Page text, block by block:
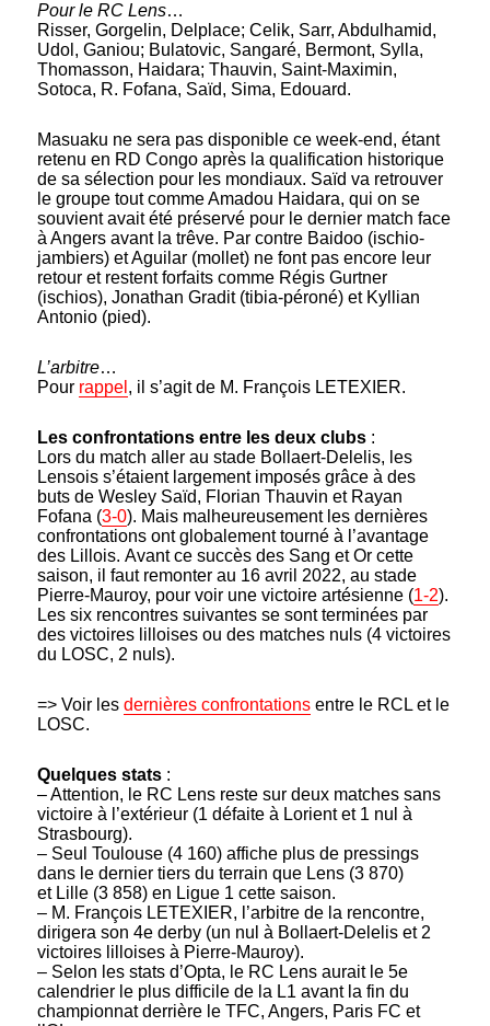
Pour le RC Lens…
Risser, Gorgelin, Delplace; Celik, Sarr, Abdulhamid,
Udol, Ganiou; Bulatovic, Sangaré, Bermont, Sylla,
Thomasson, Haidara; Thauvin, Saint-Maximin,
Sotoca, R. Fofana, Saïd, Sima, Edouard.
Masuaku ne sera pas disponible ce week-end, étant
retenu en RD Congo après la qualification historique
de sa sélection pour les mondiaux. Saïd va retrouver
le groupe tout comme Amadou Haidara, qui on se
souvient avait été préservé pour le dernier match face
à Angers avant la trêve. Par contre Baidoo (ischio-
jambiers) et Aguilar (mollet) ne font pas encore leur
retour et restent forfaits comme Régis Gurtner
(ischios), Jonathan Gradit (tibia-péroné) et Kyllian
Antonio (pied).
L’arbitre…
Pour rappel , il s’agit de M. François LETEXIER.
Les confrontations entre les deux clubs :
Lors du match aller au stade Bollaert-Delelis, les
Lensois s’étaient largement imposés grâce à des
buts de Wesley Saïd, Florian Thauvin et Rayan
Fofana (3-0). Mais malheureusement les dernières
confrontations ont globalement tourné à l’avantage
des Lillois. Avant ce succès des Sang et Or cette
saison, il faut remonter au 16 avril 2022, au stade
Pierre-Mauroy, pour voir une victoire artésienne (1-2).
Les six rencontres suivantes se sont terminées par
des victoires lilloises ou des matches nuls (4 victoires
du LOSC, 2 nuls).
=> Voir lesdernières confrontations entre le RCL et le
LOSC.
Quelques stats :
– Attention, le RC Lens reste sur deux matches sans
victoire à l’extérieur (1 défaite à Lorient et 1 nul à
Strasbourg).
– Seul Toulouse (4 160) affiche plus de pressings
dans le dernier tiers du terrain que Lens (3 870)
et Lille (3 858) en Ligue 1 cette saison.
– M. François LETEXIER, l’arbitre de la rencontre,
dirigera son 4e derby (un nul à Bollaert-Delelis et 2
victoires lilloises à Pierre-Mauroy).
– Selon les stats d’Opta, le RC Lens aurait le 5e
calendrier le plus difficile de la L1 avant la fin du
championnat derrière le TFC, Angers, Paris FC et